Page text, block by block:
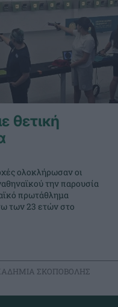
θετική
ολοκλήρωσαν οι
την παρουσία
πρωτάθλημα
των 23 ετών στο
ΣΚΟΠΟΒΟΛΗΣ